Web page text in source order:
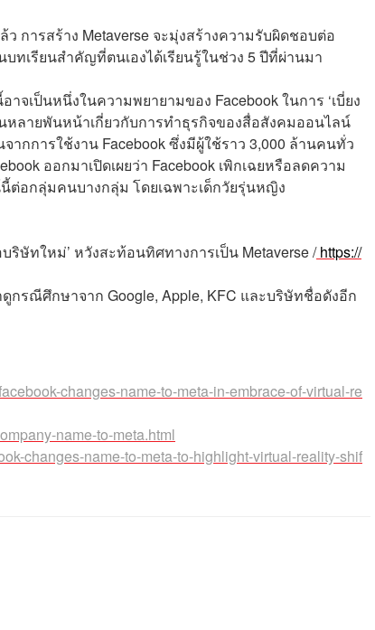
การสร้าง Metaverse จะมุ่งสร้างความรับผิดชอบต่อ
ทเรียนสำคัญที่ตนเองได้เรียนรู้ในช่วง 5 ปีที่ผ่านมา
จเป็นหนึ่งในความพยายามของ Facebook ในการ ‘เบี่ยง
หลายพันหน้าเกี่ยวกับการทำธุรกิจของสื่อสังคมออนไลน์
กการใช้งาน Facebook ซึ่งมีผู้ใช้ราว 3,000 ล้านคนทั่ว
ออกมาเปิดเผยว่า Facebook เพิกเฉยหรือลดความ
อกลุ่มคนบางกลุ่ม โดยเฉพาะเด็กวัยรุ่นหญิง
บริษัทใหม่’ หวังสะท้อนทิศทางการเป็น Metaverse / https://
กรณีศึกษาจาก Google, Apple, KFC และบริษัทชื่อดังอีก
changes-name-to-meta-in-embrace-of-virtual-re
name-to-meta.html
changes-name-to-meta-to-highlight-virtual-reality-shif